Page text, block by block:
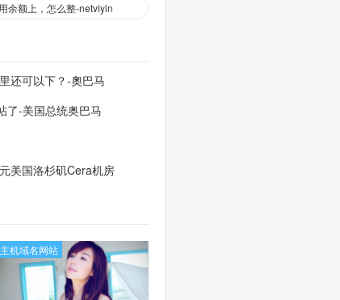
余额上，怎么整-netviyin
还可以下？-奧巴马
了-美国总统奥巴马
美国洛杉矶Cera机房
主机域名网站